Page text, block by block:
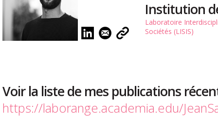
Institution
Laboratoire
Sociétés (LISIS)
Voir la liste de mes publications
https://laborange.academia.edu/